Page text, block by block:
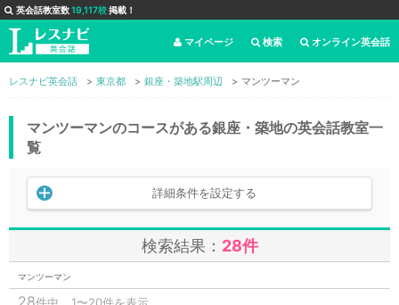
英会話教室数19,117校掲載！
オンライン英会話
検索
マイページ
レスナビ英会話 東京都 銀座・築地駅周辺 マンツーマン
マンツーマンのコースがある銀座・築地の英会話教室一
覧
詳細条件を設定する
検索結果： 28件
マンツーマン
28